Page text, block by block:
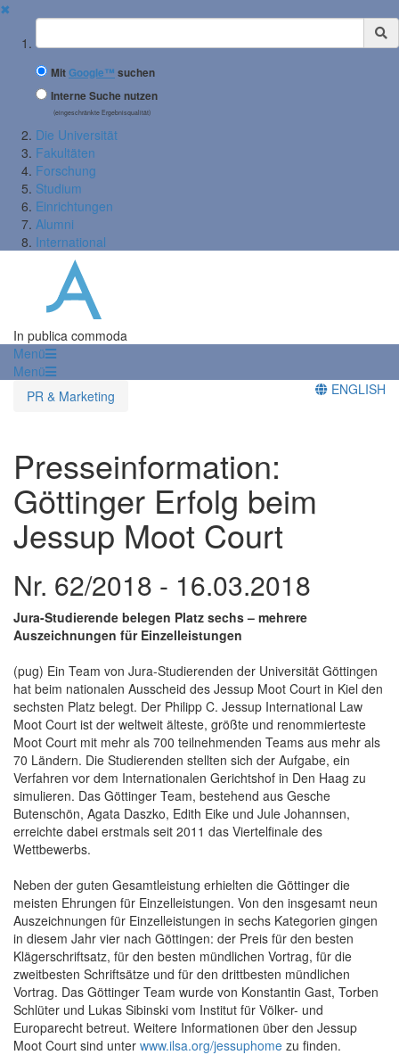
✖
Suchbegriff
MitGoogle™ suchen
Interne Suche nutzen
(eingeschränkte Ergebnisqualität)
Die Universität
Fakultäten
Forschung
Studium
Einrichtungen
Alumni
International
In publica commoda
Menü
Menü
PR & Marketing
ENGLISH
Presseinformation:
Göttinger Erfolg beim
Jessup Moot Court
Nr. 62/2018 - 16.03.2018
Jura-Studierende belegen Platz sechs – mehrere
Auszeichnungen für Einzelleistungen
(pug) Ein Team von Jura-Studierenden der Universität Göttingen
hat beim nationalen Ausscheid des Jessup Moot Court in Kiel den
sechsten Platz belegt. Der Philipp C. Jessup International Law
Moot Court ist der weltweit älteste, größte und renommierteste
Moot Court mit mehr als 700 teilnehmenden Teams aus mehr als
70 Ländern. Die Studierenden stellten sich der Aufgabe, ein
Verfahren vor dem Internationalen Gerichtshof in Den Haag zu
simulieren. Das Göttinger Team, bestehend aus Gesche
Butenschön, Agata Daszko, Edith Eike und Jule Johannsen,
erreichte dabei erstmals seit 2011 das Viertelfinale des
Wettbewerbs.
Neben der guten Gesamtleistung erhielten die Göttinger die
meisten Ehrungen für Einzelleistungen. Von den insgesamt neun
Auszeichnungen für Einzelleistungen in sechs Kategorien gingen
in diesem Jahr vier nach Göttingen: der Preis für den besten
Klägerschriftsatz, für den besten mündlichen Vortrag, für die
zweitbesten Schriftsätze und für den drittbesten mündlichen
Vortrag. Das Göttinger Team wurde von Konstantin Gast, Torben
Schlüter und Lukas Sibinski vom Institut für Völker- und
Europarecht betreut. Weitere Informationen über den Jessup
Moot Court sind unter www.ilsa.org/jessuphome zu finden.